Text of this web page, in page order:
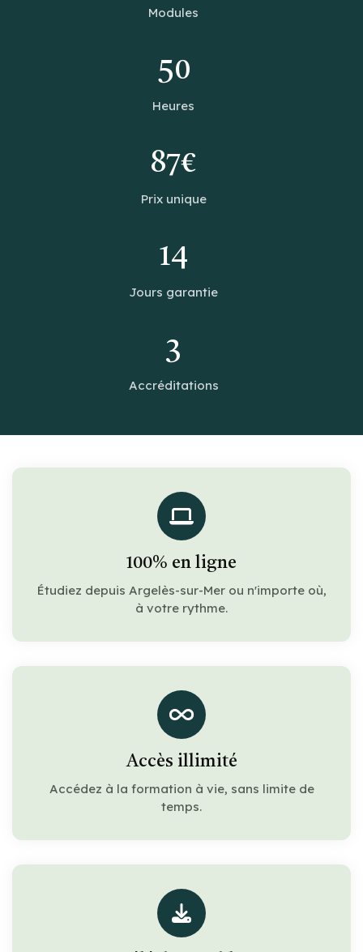
Modules
50
Heures
87€
Prix unique
14
Jours garantie
3
Accréditations
100% en ligne
Étudiez depuis Argelès-sur-Mer ou n'importe où,
à votre rythme.
Accès illimité
Accédez à la formation à vie, sans limite de
temps.